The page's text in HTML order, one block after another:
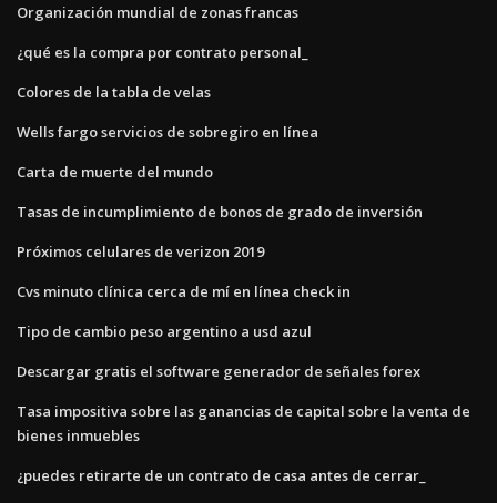
Organización mundial de zonas francas
¿qué es la compra por contrato personal_
Colores de la tabla de velas
Wells fargo servicios de sobregiro en línea
Carta de muerte del mundo
Tasas de incumplimiento de bonos de grado de inversión
Próximos celulares de verizon 2019
Cvs minuto clínica cerca de mí en línea check in
Tipo de cambio peso argentino a usd azul
Descargar gratis el software generador de señales forex
Tasa impositiva sobre las ganancias de capital sobre la venta de
bienes inmuebles
¿puedes retirarte de un contrato de casa antes de cerrar_